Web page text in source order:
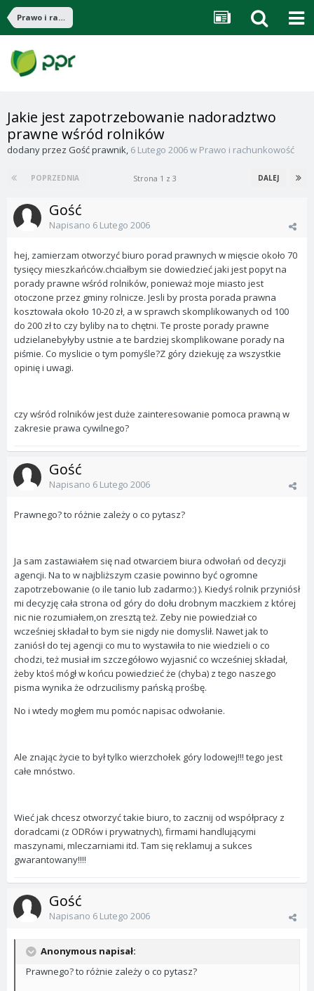
Prawo i rachunkowość
Jakie jest zapotrzebowanie nadoradztwo
prawne wśród rolników
dodany przez Gość prawnik, 6 Lutego 2006w Prawo i rachunkowość
POPRZEDNIA DALEJ
Strona 1 z 3
Gość
Napisano 6 Lutego 2006
hej, zamierzam otworzyć biuro porad prawnych w mięscie około 70
tysięcy mieszkańców.chciałbym sie dowiedzieć jaki jest popyt na
porady prawne wśród rolników, ponieważ moje miasto jest
otoczone przez gminy rolnicze. Jesli by prosta porada prawna
kosztowała około 10-20 zł, a w sprawch skomplikowanych od 100
do 200 zł to czy byliby na to chętni. Te proste porady prawne
udzielanebyłyby ustnie a te bardziej skomplikowane porady na
piśmie. Co myslicie o tym pomyśle?Z góry dziekuję za wszystkie
opinię i uwagi.
czy wśród rolników jest duże zainteresowanie pomoca prawną w
zakresie prawa cywilnego?
Gość
Napisano 6 Lutego 2006
Prawnego? to różnie zależy o co pytasz?
Ja sam zastawiałem się nad otwarciem biura odwołań od decyzji
agencji. Na to w najbliższym czasie powinno być ogromne
zapotrzebowanie (o ile tanio lub zadarmo:) ). Kiedyś rolnik przyniósł
mi decyzję cała strona od góry do dołu drobnym maczkiem z której
nic nie rozumiałem,on zresztą też. Zeby nie powiedział co
wcześniej składał to bym sie nigdy nie domyslił. Nawet jak to
zaniósł do tej agencji co mu to wystawiła to nie wiedzieli o co
chodzi, też musiał im szczegółowo wyjasnić co wcześniej składał,
żeby ktoś mógł w końcu powiedzieć że (chyba) z tego naszego
pisma wynika że odrzucilismy pańską prośbę.
No i wtedy mogłem mu pomóc napisac odwołanie.
Ale znając życie to był tylko wierzchołek góry lodowej!!! tego jest
całe mnóstwo.
Wieć jak chcesz otworzyć takie biuro, to zacznij od współpracy z
doradcami (z ODRów i prywatnych), firmami handlującymi
maszynami, mleczarniami itd. Tam się reklamuj a sukces
gwarantowany!!!!
Gość
Napisano 6 Lutego 2006
Anonymous napisał:
Prawnego? to różnie zależy o co pytasz?